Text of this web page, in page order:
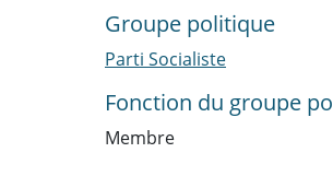
Groupe politique
Parti Socialiste
Fonction du groupe
Membre